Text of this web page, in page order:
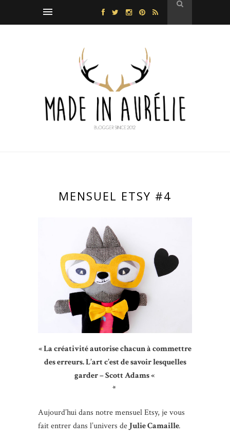
MENSUEL ETSY #4
« La créativité autorise chacun à commettre
des erreurs. L’art c’est de savoir lesquelles
garder – Scott Adams «
*
Aujourd’hui dans notre mensuel Etsy, je vous
fait entrer dans l’univers de Julie Camaille.